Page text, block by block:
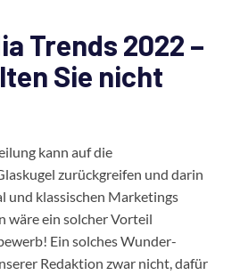
Trends 2022 –
Sie nicht
kann auf die
zurückgreifen und darin
und klassischen Marketings
wäre ein solcher Vorteil
Ein solches Wunder-
Redaktion zwar nicht, dafür